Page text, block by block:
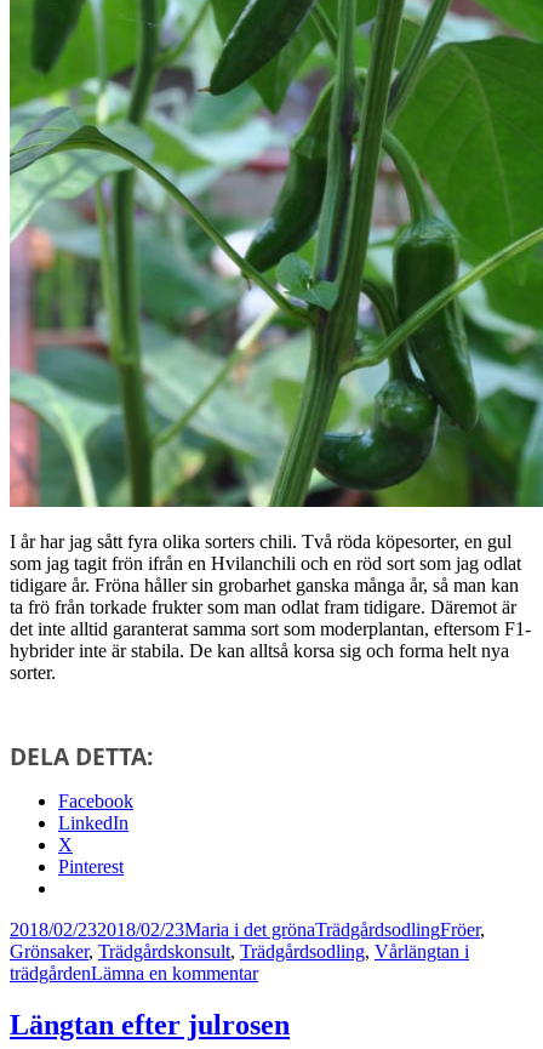
I år har jag sått fyra olika sorters chili. Två röda köpesorter, en gul
som jag tagit frön ifrån en Hvilanchili och en röd sort som jag odlat
tidigare år. Fröna håller sin grobarhet ganska många år, så man kan
ta frö från torkade frukter som man odlat fram tidigare. Däremot är
det inte alltid garanterat samma sort som moderplantan, eftersom F1-
hybrider inte är stabila. De kan alltså korsa sig och forma helt nya
sorter.
DELA DETTA:
Facebook
LinkedIn
X
Pinterest
Postat
2018/02/232018/02/23Författare
Maria i det grönaKategorier
TrädgårdsodlingTaggar
Fröer,
Grönsaker, Trädgårdskonsult, Trädgårdsodling, Vårlängtan i
trädgårdenLämna en kommentartill
du
Längtan efter julrosen